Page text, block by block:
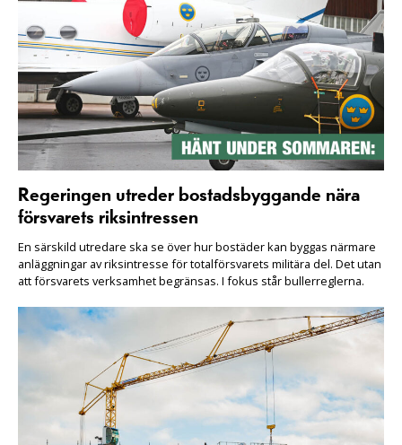
Regeringen utreder bostadsbyggande nära
försvarets riksintressen
En särskild utredare ska se över hur bostäder kan byggas närmare
anläggningar av riksintresse för totalförsvarets militära del. Det utan
att försvarets verksamhet begränsas. I fokus står bullerreglerna.